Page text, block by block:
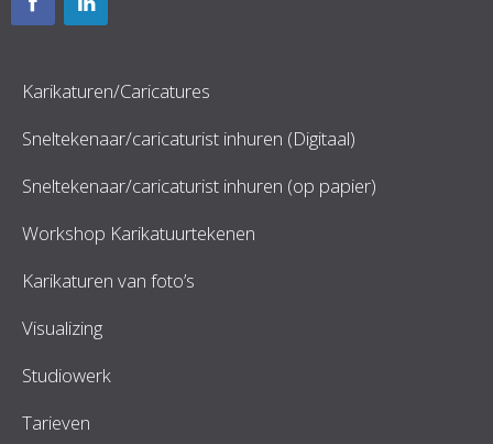
Karikaturen/Caricatures
Sneltekenaar/caricaturist inhuren (Digitaal)
Sneltekenaar/caricaturist inhuren (op papier)
Workshop Karikatuurtekenen
Karikaturen van foto’s
Visualizing
Studiowerk
Tarieven